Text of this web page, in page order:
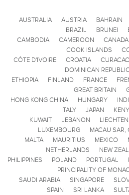
AUSTRALIA AUSTRIA BAHRAIN
BRAZIL
BRUNEI
CAMBODIA
CAMEROON CANADA
COOK ISLANDS
CÔTE D'IVOIRE
CROATIA
DOMINICAN REPUBLIC
ETHIOPIA
FINLAND FRANCE
GREAT BRITAIN
HONG KONG CHINA
HUNGARY
ITALY
JAPAN
KUWAIT
LEBANON
LUXEMBOURG
MACAU SAR,
MALTA
MAURITIUS MEXICO
NETHERLANDS
NEW
PHILIPPINES
POLAND PORTUGAL
PRINCIPALITY OF
SAUDI ARABIA
SINGAPORE
SPAIN
SRI LANKA